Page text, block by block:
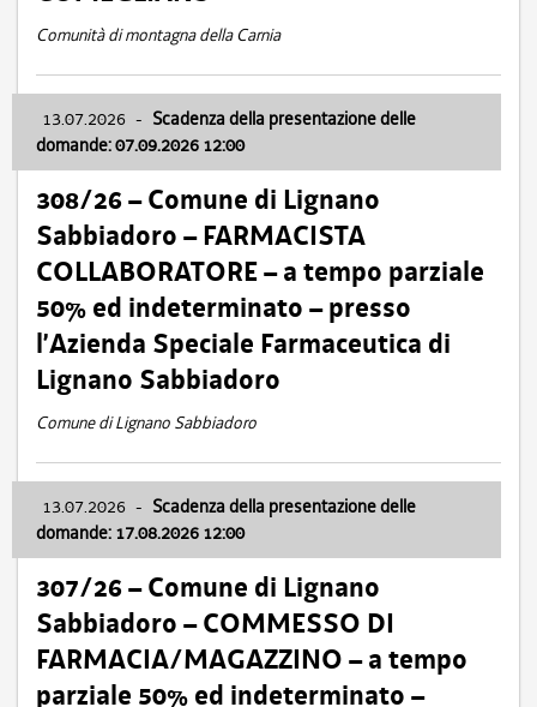
Comunità di montagna della Carnia
13.07.2026 - Scadenza della presentazione delle
domande: 07.09.2026 12:00
308/26 – Comune di Lignano
Sabbiadoro – FARMACISTA
COLLABORATORE – a tempo parziale
50% ed indeterminato – presso
l’Azienda Speciale Farmaceutica di
Lignano Sabbiadoro
Comune di Lignano Sabbiadoro
13.07.2026 - Scadenza della presentazione delle
domande: 17.08.2026 12:00
307/26 – Comune di Lignano
Sabbiadoro – COMMESSO DI
FARMACIA/MAGAZZINO – a tempo
parziale 50% ed indeterminato –